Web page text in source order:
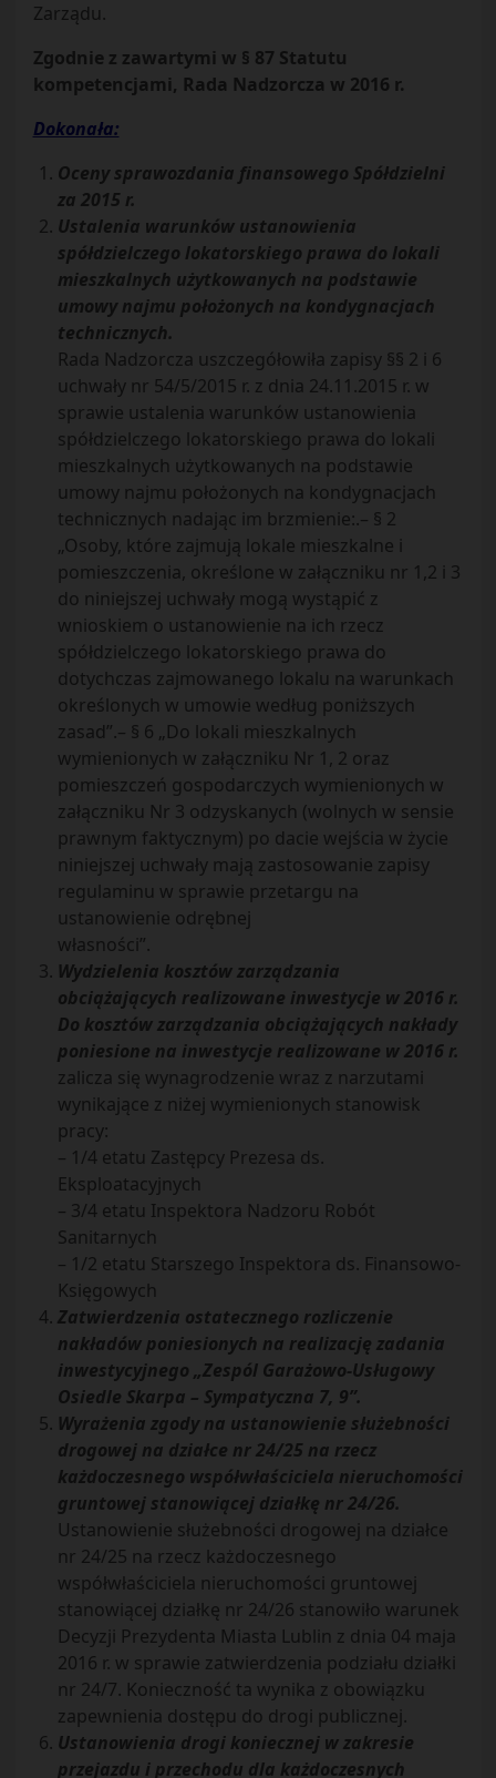
Zarządu.
Zgodnie z zawartymi w § 87 Statutu
kompetencjami, Rada Nadzorcza w 2016 r.
Dokonała:
Oceny sprawozdania finansowego Spółdzielni
za 2015 r.
Ustalenia warunków ustanowienia
spółdzielczego lokatorskiego prawa do lokali
mieszkalnych użytkowanych na podstawie
umowy najmu położonych na kondygnacjach
technicznych.
Rada Nadzorcza uszczegółowiła zapisy §§ 2 i 6
uchwały nr 54/5/2015 r. z dnia 24.11.2015 r. w
sprawie ustalenia warunków ustanowienia
spółdzielczego lokatorskiego prawa do lokali
mieszkalnych użytkowanych na podstawie
umowy najmu położonych na kondygnacjach
technicznych nadając im brzmienie:.– § 2
„Osoby, które zajmują lokale mieszkalne i
pomieszczenia, określone w załączniku nr 1,2 i 3
do niniejszej uchwały mogą wystąpić z
wnioskiem o ustanowienie na ich rzecz
spółdzielczego lokatorskiego prawa do
dotychczas zajmowanego lokalu na warunkach
określonych w umowie według poniższych
zasad”.– § 6 „Do lokali mieszkalnych
wymienionych w załączniku Nr 1, 2 oraz
pomieszczeń gospodarczych wymienionych w
załączniku Nr 3 odzyskanych (wolnych w sensie
prawnym faktycznym) po dacie wejścia w życie
niniejszej uchwały mają zastosowanie zapisy
regulaminu w sprawie przetargu na
ustanowienie odrębnej
własności”.
Wydzielenia kosztów zarządzania
obciążających realizowane inwestycje w 2016 r.
Do kosztów zarządzania obciążających nakłady
poniesione na inwestycje realizowane w 2016 r.
zalicza się wynagrodzenie wraz z narzutami
wynikające z niżej wymienionych stanowisk
pracy:
– 1/4 etatu Zastępcy Prezesa ds.
Eksploatacyjnych
– 3/4 etatu Inspektora Nadzoru Robót
Sanitarnych
– 1/2 etatu Starszego Inspektora ds. Finansowo-
Księgowych
Zatwierdzenia ostatecznego rozliczenie
nakładów poniesionych na realizację zadania
inwestycyjnego „Zespól Garażowo-Usługowy
Osiedle Skarpa – Sympatyczna 7, 9”.
Wyrażenia zgody na ustanowienie służebności
drogowej na działce nr 24/25 na rzecz
każdoczesnego współwłaściciela nieruchomości
gruntowej stanowiącej działkę nr 24/26.
Ustanowienie służebności drogowej na działce
nr 24/25 na rzecz każdoczesnego
współwłaściciela nieruchomości gruntowej
stanowiącej działkę nr 24/26 stanowiło warunek
Decyzji Prezydenta Miasta Lublin z dnia 04 maja
2016 r. w sprawie zatwierdzenia podziału działki
nr 24/7. Konieczność ta wynika z obowiązku
zapewnienia dostępu do drogi publicznej.
Ustanowienia drogi koniecznej w zakresie
przejazdu i przechodu dla każdoczesnych